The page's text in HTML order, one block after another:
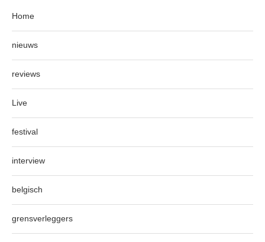
Home
nieuws
reviews
Live
festival
interview
belgisch
grensverleggers